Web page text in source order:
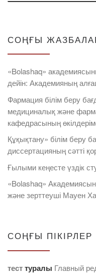
СОҢҒЫ
«Bolashaq»
дейін: Академияның
Фармация білім беру
медициналық және
кафедрасының
Құқықтану» білім беру
диссертацияның сәтті
Ғылыми кеңесте үздік
«Bolashaq»
және зерттеуші Мауен
СОҢҒЫ ПІКІРЛЕР
тесттуралы Главный